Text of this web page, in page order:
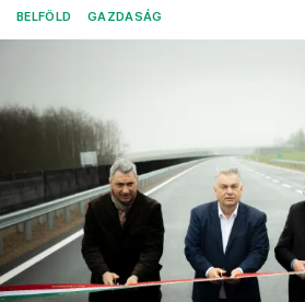
BELFÖLD GAZDASÁG